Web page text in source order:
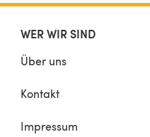
WER WIR SIND
Über uns
Kontakt
Impressum